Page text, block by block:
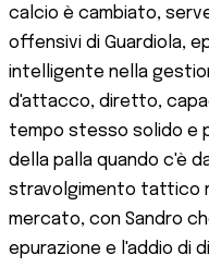
calcio è cambiato,
offensivi di Guardiola,
intelligente nella
d'attacco, diretto,
tempo stesso solido e
della palla quando c'è
stravolgimento tattico
mercato, con Sandro
epurazione e l'addio di